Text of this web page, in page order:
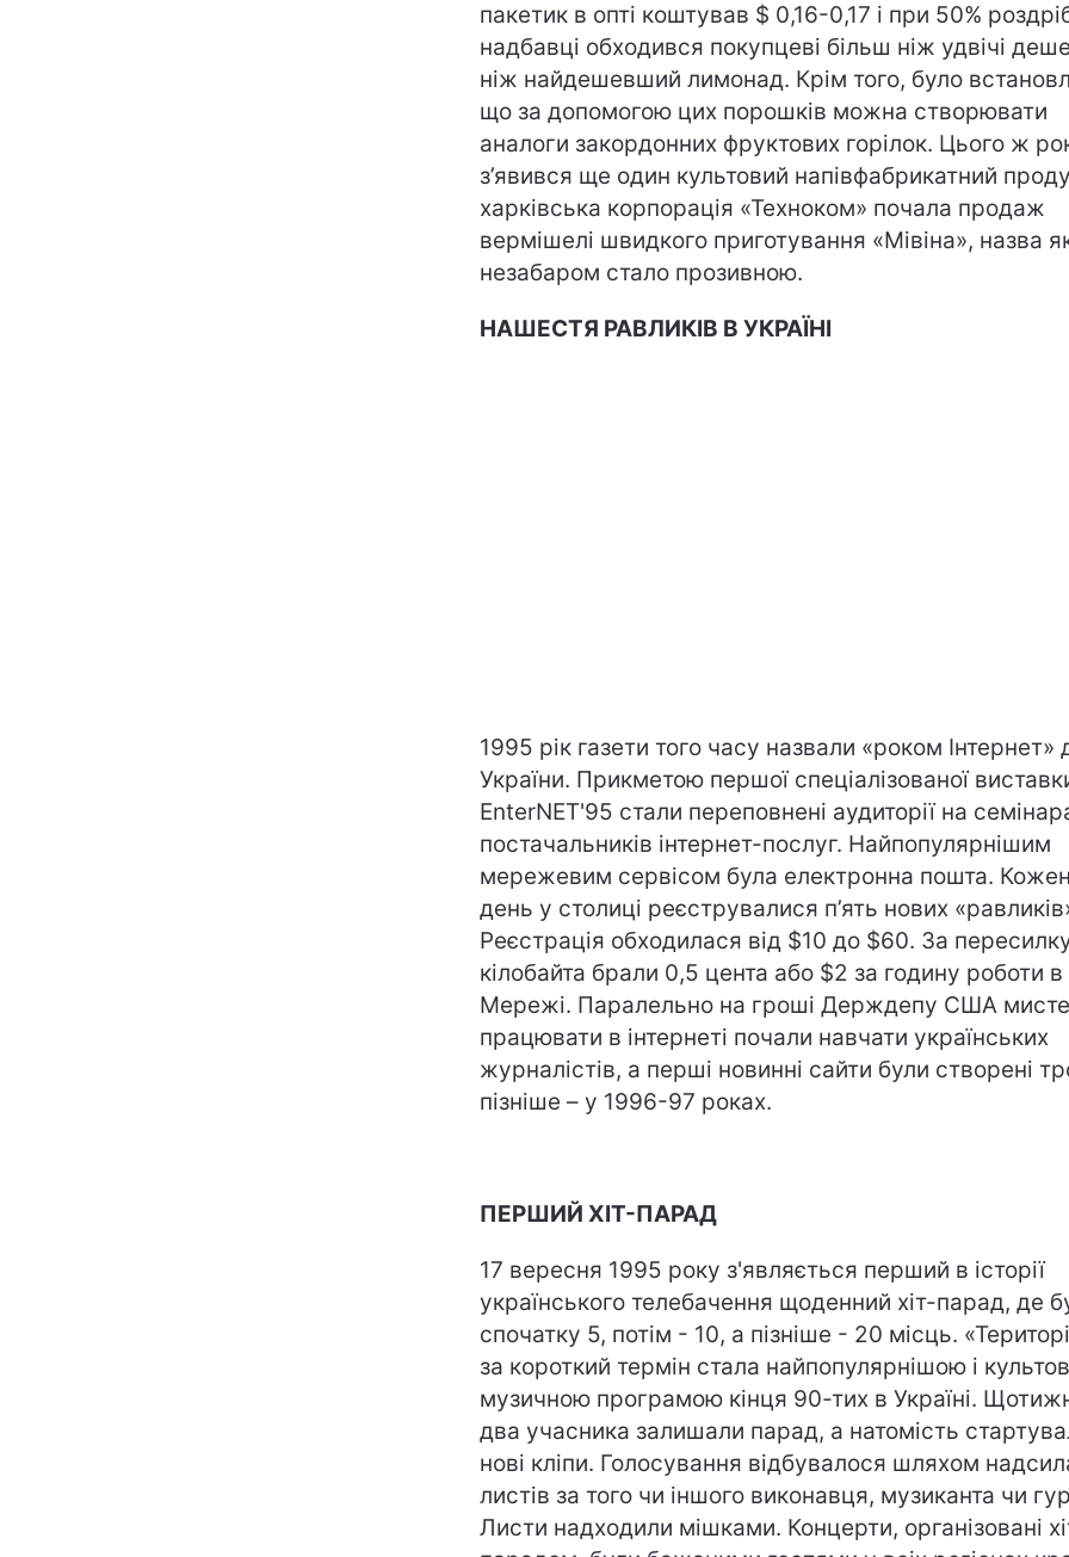
пакетик в опті коштував $ 0,16-0,17 і при 50%
надбавці обходився покупцеві більш ніж удвічі
ніж найдешевший лимонад. Крім того, було
що за допомогою цих порошків можна створювати
аналоги закордонних фруктових горілок. Цього ж
з’явився ще один культовий напівфабрикатний
харківська корпорація «Техноком» почала продаж
вермішелі швидкого приготування «Мівіна», назва
незабаром стало прозивною.
НАШЕСТЯ РАВЛИКІВ В УКРАЇНІ
1995 рік газети того часу назвали «роком Інтернет»
України. Прикметою першої спеціалізованої
EnterNET'95 стали переповнені аудиторії на
постачальників інтернет-послуг. Найпопулярнішим
мережевим сервісом була електронна пошта.
день у столиці реєструвалися п’ять нових
Реєстрація обходилася від $10 до $60. За
кілобайта брали 0,5 цента або $2 за годину роботи в
Мережі. Паралельно на гроші Держдепу США
працювати в інтернеті почали навчати українських
журналістів, а перші новинні сайти були створені
пізніше – у 1996-97 роках.
ПЕРШИЙ ХІТ-ПАРАД
17 вересня 1995 року з'являється перший в історії
українського телебачення щоденний хіт-парад, де
спочатку 5, потім - 10, а пізніше - 20 місць.
за короткий термін стала найпопулярнішою і
музичною програмою кінця 90-тих в Україні.
два учасника залишали парад, а натомість
нові кліпи. Голосування відбувалося шляхом
листів за того чи іншого виконавця, музиканта чи
Листи надходили мішками. Концерти, організовані